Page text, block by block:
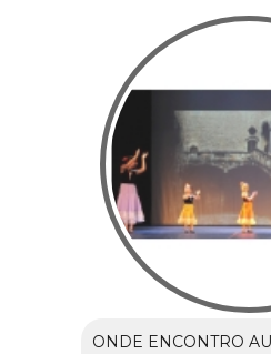
ONDE ENCONTRO